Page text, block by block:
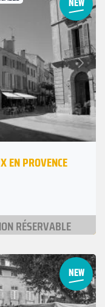
Suivant
EN PROVENCE
RÉSERVABLE